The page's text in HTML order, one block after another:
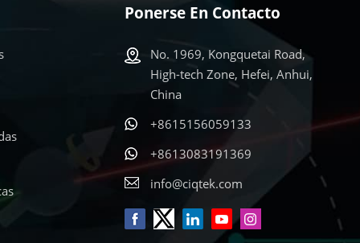
Ponerse En Contacto
No. 1969, Kongquetai Road,
High-tech Zone, Hefei, Anhui,
China
+8615156059133
+8613083191369
info@ciqtek.com